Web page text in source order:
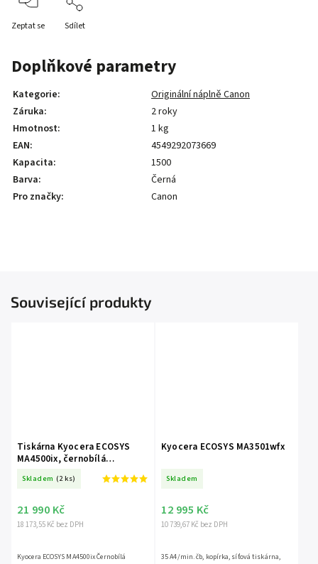
Zeptat se Sdílet
Doplňkové parametry
Kategorie:
Originální náplně Canon
Záruka:
2 roky
Hmotnost:
1 kg
EAN:
4549292073669
Kapacita:
1500
Barva:
Černá
Pro značky: Canon
Související produkty
Tiskárna Kyocera ECOSYS
MA4500ix, černobílá
tiskárna
Skladem (2 ks)
18 173,55 Kč bez DPH
21 990 Kč
Kyocera ECOSYS MA4500ix Černobílá
Kyocera ECOSYS MA3501wfx
Skladem
10 739,67 Kč bez DPH
12 995 Kč
35 A4/min. čb, kopírka, síťová tiskárna,